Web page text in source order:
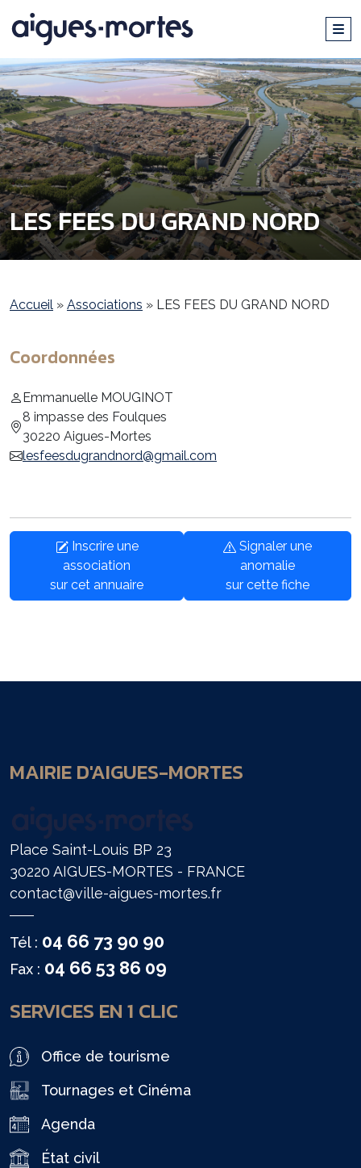
LES FEES DU GRAND NORD
Accueil » Associations » LES FEES DU GRAND NORD
Coordonnées
Emmanuelle MOUGINOT
8 impasse des Foulques
30220 Aigues-Mortes
lesfeesdugrandnord@gmail.com
Inscrire une
association
sur cet annuaire
Signaler une
anomalie
sur cette fiche
MAIRIE D'AIGUES-MORTES
Place Saint-Louis BP 23
30220 AIGUES-MORTES - FRANCE
contact@ville-aigues-mortes.fr
Tél : 04 66 73 90 90
Fax : 04 66 53 86 09
SERVICES EN 1 CLIC
Office de tourisme
Tournages et Cinéma
Agenda
État civil